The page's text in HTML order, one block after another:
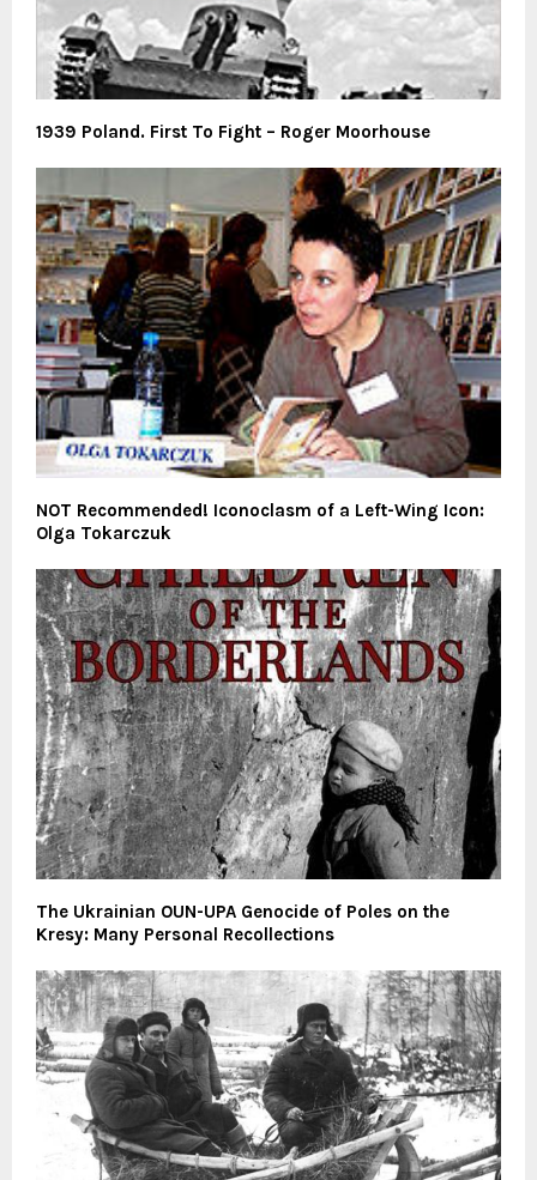
1939 Poland. First To Fight – Roger Moorhouse
NOT Recommended! Iconoclasm of a Left-Wing Icon:
Olga Tokarczuk
The Ukrainian OUN-UPA Genocide of Poles on the
Kresy: Many Personal Recollections